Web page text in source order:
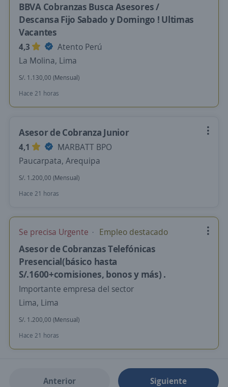
BBVA Cobranzas Busca Asesores /
Descansa Fijo Sabado y Domingo ! Ultimas
Vacantes
4,3
Atento Perú
La Molina, Lima
S/. 1.130,00 (Mensual)
Hace 21 horas
Asesor de Cobranza Junior
4,1
MARBATT BPO
Paucarpata, Arequipa
S/. 1.200,00 (Mensual)
Hace 21 horas
Se precisa Urgente Empleo destacado
Asesor de Cobranzas Telefónicas
Presencial(básico hasta
S/.1600+comisiones, bonos y más) .
Importante empresa del sector
Lima, Lima
S/. 1.200,00 (Mensual)
Hace 21 horas
Anterior Siguiente